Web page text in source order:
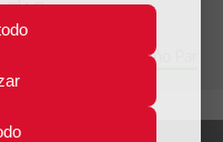
Tiempo Ordinario - Año Par